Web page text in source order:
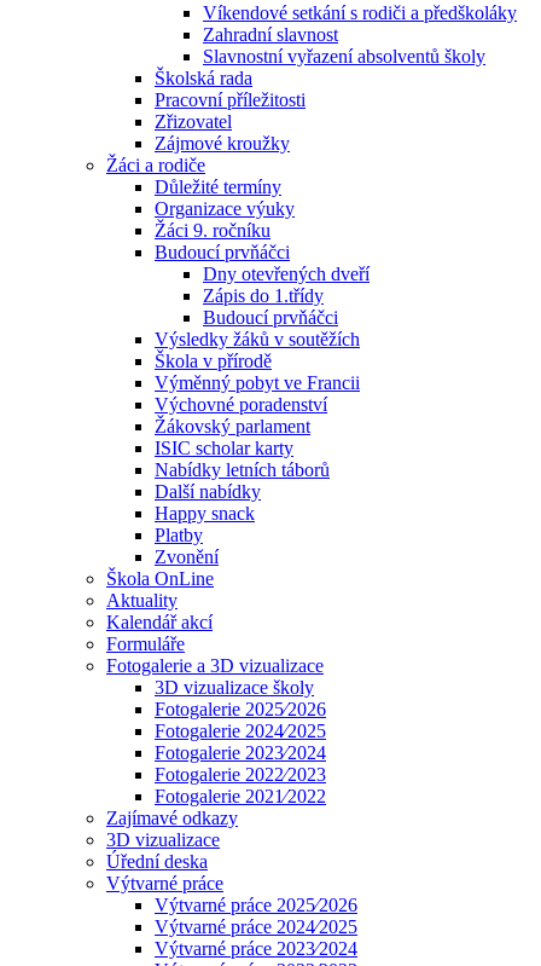
Víkendové setkání s rodiči a předškoláky
Zahradní slavnost
Slavnostní vyřazení absolventů školy
Školská rada
Pracovní příležitosti
Zřizovatel
Zájmové kroužky
Žáci a rodiče
Důležité termíny
Organizace výuky
Žáci 9. ročníku
Budoucí prvňáčci
Dny otevřených dveří
Zápis do 1.třídy
Budoucí prvňáčci
Výsledky žáků v soutěžích
Škola v přírodě
Výměnný pobyt ve Francii
Výchovné poradenství
Žákovský parlament
ISIC scholar karty
Nabídky letních táborů
Další nabídky
Happy snack
Platby
Zvonění
Škola OnLine
Aktuality
Kalendář akcí
Formuláře
Fotogalerie a 3D vizualizace
3D vizualizace školy
Fotogalerie 2025⁄2026
Fotogalerie 2024⁄2025
Fotogalerie 2023⁄2024
Fotogalerie 2022⁄2023
Fotogalerie 2021⁄2022
Zajímavé odkazy
3D vizualizace
Úřední deska
Výtvarné práce
Výtvarné práce 2025⁄2026
Výtvarné práce 2024⁄2025
Výtvarné práce 2023⁄2024